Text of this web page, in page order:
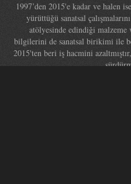
1997’den 2015'e kadar ve halen
yürüttüğü sanatsal
atölyesinde edindiği
bilgilerini de sanatsal birikimi ile
2015'ten beri iş hacmini